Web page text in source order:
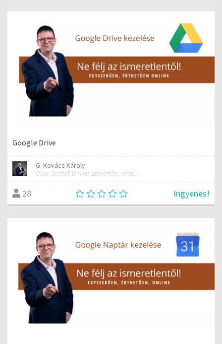
Google Drive
G. Kovács Károly
28 Ingyenes!